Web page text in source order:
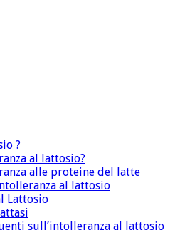
?
al lattosio?
alle proteine del latte
al lattosio
Lattosio
sull’intolleranza al lattosio